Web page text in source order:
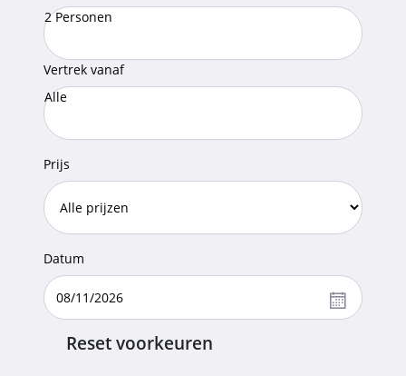
2 Personen
Vertrek vanaf
Alle
Prijs
Datum
Reset voorkeuren